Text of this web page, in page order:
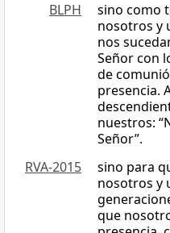
BLPH
sino como
nosotros y
nos
Señor con
de
presencia.
nuestros:
Señor”.
RVA-2015
sino para
nosotros y
que